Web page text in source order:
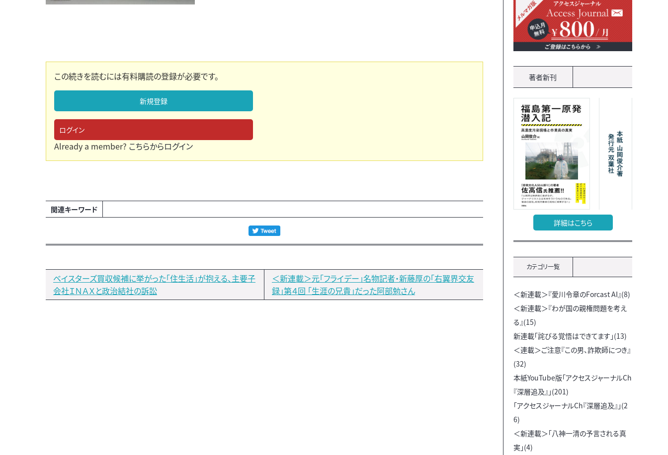
この続きを読むには有料購読の登録が必要です。
新規登録
ログイン
Already a member? こちらからログイン
関連キーワード
ベイスターズ買収候補に挙がった「住生活」が抱える、主要子
会社ＩＮＡＸと政治結社の訴訟
＜新連載＞元「フライデー」名物記者・新藤厚の「右翼界交友
録」第４回 「生涯の兄貴」だった阿部勉さん
著者新刊
詳細はこちら
カテゴリ一覧
＜新連載＞『愛川令章のForcast AI』(8)
＜新連載＞『わが国の親権問題を考え
る』(15)
新連載「詫びる覚悟はできてます」(13)
＜連載＞ご注意『この男、詐欺師につき』
(32)
本紙YouTube版「アクセスジャーナルCh
『深層追及』」(201)
「アクセスジャーナルCh『深層追及』」(2
6)
＜新連載＞「八神一清の予言される真
実」(4)